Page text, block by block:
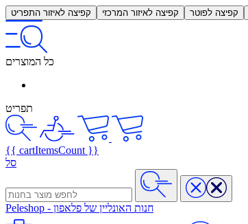
קפיצה לאיזור התפריט קפיצה לאיזור המרכזי קפיצה לפוטר
כל המוצרים
תפריט
{{ cartItemsCount }}
סל
Peleshop - חנות האונליין של פלאפון